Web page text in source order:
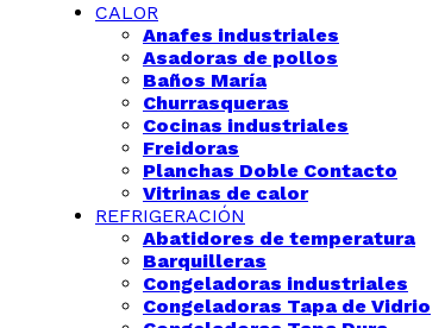
CALOR
Anafes industriales
Asadoras de pollos
Baños María
Churrasqueras
Cocinas industriales
Freidoras
Planchas Doble Contacto
Vitrinas de calor
REFRIGERACIÓN
Abatidores de temperatura
Barquilleras
Congeladoras industriales
Congeladoras Tapa de Vidrio